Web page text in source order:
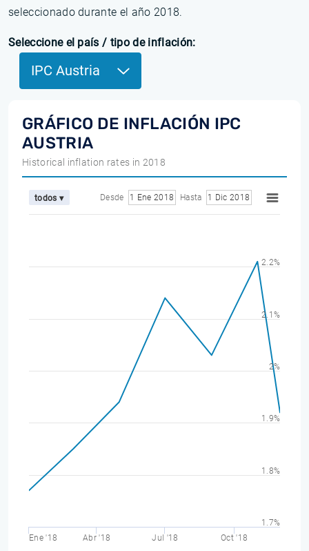
seleccionado durante el año 2018.
Seleccione el país / tipo de inflación:
IPC Austria
GRÁFICO DE INFLACIÓN IPC
AUSTRIA
Historical inflation rates in 2018
todos ▾ Desde 1 Ene 2018 Hasta 1 Dic 2018
Ene '18 Abr '18 Jul '18 Oct '18
1.7%
1.8%
1.9%
2%
2.1%
2.2%